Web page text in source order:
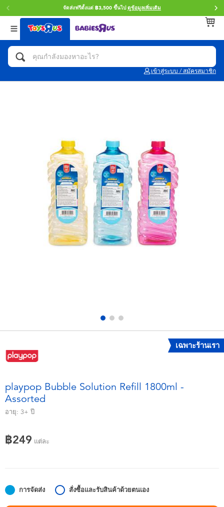
จัดส่งฟรีตั้งแต่ ฿3,500 ขึ้นไป ดูข้อมูลเพิ่มเติม
เข้าสู่ระบบ / สมัครสมาชิก
กลับ
หมวดหมู่
แอคชั่นฟิกเกอร์ และการสวมบทบาทเป็นฮีโร่
รถของเล่น, รถบรรทุกของเล่น, รถไฟของเล่น
และรีโมทบังคับ
กิจกรรมและงานคราฟท์
ตุ๊กตาและของสะสม
อุปกรณ์อิเล็คทรอนิกส์
กิจกรรมกลางแจ้งและกีฬา
ของเล่นนุ่มนิ่ม
แบตเตอรี่
กลับ
แบรนด์
Toy Story ทอย สตอรี่
LEGOเลโก้
Blokees บล็อคคีส์
Zuru ซูรู
X-Shot
กลับ
Age
0~2 ปี
12~14 ปี
14+ ปี
เฉพาะร้านเรา
playpop Bubble Solution Refill 1800ml -
Assorted
อายุ: 3+ ปี
฿249 แต่ละ
การจัดส่ง สั่งซื้อและรับสินค้าด้วยตนเอง